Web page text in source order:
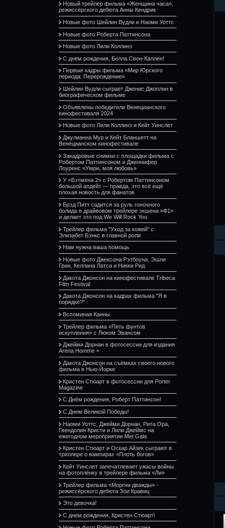
Новый трейлер фильма «Женщина часа»,
режиссёрского дебюта Анны Кендрик
Новые фото Шейлин Вудли и Наоми Уоттс
Новые фото Роберта Паттинсона
Новые фото Лили Коллинз
С днем рождения, Белла Свон-Каллен!
Первые кадры фильма «Мир Юрского
периода: Перерождение»
Шейлин Вудли сыграет Дженис Джоплин в
биографическом фильме
Объявлены победители Венецианского
кинофестиваля 2024
Новые фото Лили Коллинз и Кейт Уинслет
Джулианна Мур и Кейт Бланшетт на
Венецианском кинофестивале
Закадровые снимки с площадки фильма с
Робертом Паттинсоном и Дженнифер
Лоуренс «Умри, моя любовь»
У «Бэтмена 2» с Робертом Паттинсоном
большой апдейт — правда, это всё ещё
плохая новость для фанатов
Брэд Питт садится за руль гоночного
болида в драйвовом трейлере экшена «Ф1»
и делает это под We Will Rock You
Трейлер фильма "Уход за кожей" с
Элизабет Бэнкс в главной роли
Нам нужна ваша помощь
Новые фото Джексона Рэтбоуна, Эшли
Грин, Келлана Латса и Никки Рид
Дакота Джонсон на кинофестивале Tribeca
Film Festival
Дакота Джонсон на кадрах фильма "Я в
порядке?"
Вспоминая Канны
Трейлер фильма «Пять фунтов
искупления» с Люком Эвансом
Джейми Дорнан в фотосессии для издания
Arena Homme +
Дакота Джонсон на съёмках своего нового
фильма в Нью-Йорке
Кристен Стюарт в фотосессии для Porter
Magazine
С Днём рождения, Роберт Паттинсон!
С Днем Великой Победы!
Наоми Уоттс, Джейми Дорнан, Рита Ора,
Гвендолин Кристи и Лили Джеймс на
ежегодном мероприятии Met Gala
Кристен Стюарт и Оскар Айзек сыграют в
триллере о вампирах «Плоть богов»
Кейт Уинслет запечатлевает ужасы войны
на фотоплёнку в трейлере фильма «Ли»
Трейлер фильма «Моргни дважды» -
режиссёрского дебюта Зои Кравиц
Это девочка!
С днем рождения, Кристен Стюарт!